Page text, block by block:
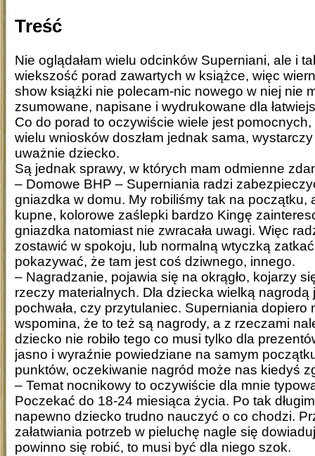
Treść
Nie oglądałam wielu odcinków Superniani, ale i
wiekszość porad zawartych w książce, więc
show książki nie polecam-nic nowego w niej nie
zsumowane, napisane i wydrukowane dla
Co do porad to oczywiście wiele jest
wielu wniosków doszłam jednak sama,
uważnie dziecko.
Są jednak sprawy, w których mam odmienne
– Domowe BHP – Superniania radzi
gniazdka w domu. My robiliśmy tak na początku,
kupne, kolorowe zaślepki bardzo Kingę
gniazdka natomiast nie zwracała uwagi. Więc
zostawić w spokoju, lub normalną wtyczką
pokazywać, że tam jest coś dziwnego, innego.
– Nagradzanie, pojawia się na okrągło, kojarzy
rzeczy materialnych. Dla dziecka wielką nagrodą
pochwała, czy przytulaniec. Superniania dopiero
wspomina, że to też są nagrody, a z rzeczami
dziecko nie robiło tego co musi tylko dla
jasno i wyraźnie powiedziane na samym
punktów, oczekiwanie nagród może nas kiedyś
– Temat nocnikowy to oczywiście dla mnie
Poczekać do 18-24 miesiąca życia. Po tak
napewno dziecko trudno nauczyć o co chodzi.
załatwiania potrzeb w pieluchę nagle się
powinno się robić, to musi być dla niego szok.